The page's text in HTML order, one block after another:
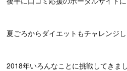
夏ごろからダイエットもチャレンジ
2018年いろんなことに挑戦してきまし